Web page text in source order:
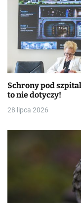
Schrony pod
to nie dotyczy!
28 lipca 2026